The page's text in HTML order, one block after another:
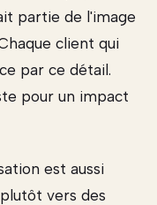
partie de l'image
client qui
par ce détail.
pour un impact
est aussi
vers des